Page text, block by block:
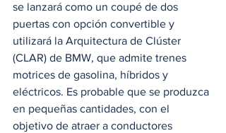
se lanzará como un coupé de dos
puertas con opción convertible y
utilizará la Arquitectura de Clúster
(CLAR) de BMW, que admite trenes
motrices de gasolina, híbridos y
eléctricos. Es probable que se produzca
en pequeñas cantidades, con el
objetivo de atraer a conductores